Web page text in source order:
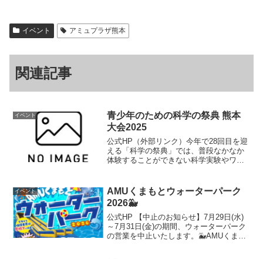
イベント アミュプラザ熊本
関連記事
イベント
青少年のための科学の祭典 熊本
大会2025
公式HP（外部リンク）今年で28回目を迎
える「科学の祭典」では、普段なかなか
体験することができない科学実験やワー
って貴重な体験で、みんな科学の楽しさ
や不思議さを感じなが...
イベント
AMUくまもとウォーターパーク
2026🐳
公式HP 【中止のお知らせ】7月29日(水)
～7月31日(金)の期間、ウォーターパーク
の営業を中止いたします。🐳AMUくまも